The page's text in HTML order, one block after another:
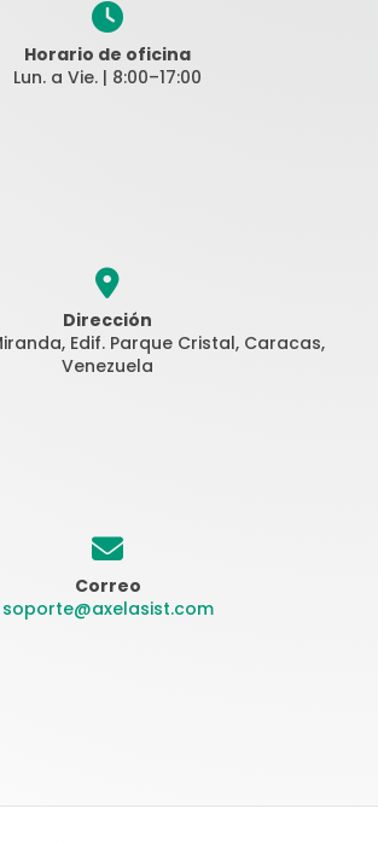
Horario de oficina
Lun. a Vie. | 8:00–17:00
Dirección
Edif. Parque Cristal, Caracas,
Venezuela
Correo
soporte@axelasist.com